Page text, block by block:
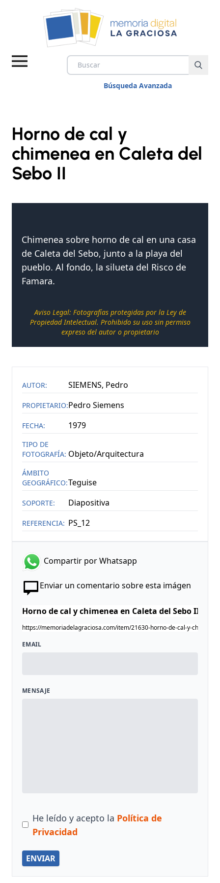
Búsqueda Avanzada
IMÁGENES
VÍDEOS
NO SE PUDO CARGAR CATEGORIAS (1) +
NOTICIAS
Horno de cal y
chimenea en Caleta del
Sebo II
Chimenea sobre horno de cal en una casa
de Caleta del Sebo, junto a la playa del
pueblo. Al fondo, la silueta del Risco de
Famara.
Aviso Legal: Fotografías protegidas por la Ley de
Propiedad Intelectual. Prohibido su uso sin permiso
expreso del autor o propietario
AUTOR: SIEMENS, Pedro
PROPIETARIO:Pedro Siemens
FECHA: 1979
TIPO DE
FOTOGRAFÍA: Objeto/Arquitectura
ÁMBITO
GEOGRÁFICO:Teguise
SOPORTE: Diapositiva
REFERENCIA: PS_12
Compartir por Whatsapp
Enviar un comentario sobre esta imágen
EMAIL
MENSAJE
He leído y acepto la Política de
Privacidad
ENVIAR